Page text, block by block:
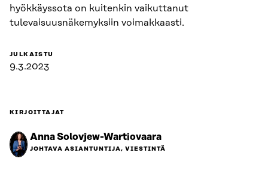
hyökkäyssota on kuitenkin vaikuttanut
tulevaisuusnäkemyksiin voimakkaasti.
JULKAISTU
9.3.2023
KIRJOITTAJAT
Anna Solovjew-Wartiovaara
JOHTAVA ASIANTUNTIJA, VIESTINTÄ